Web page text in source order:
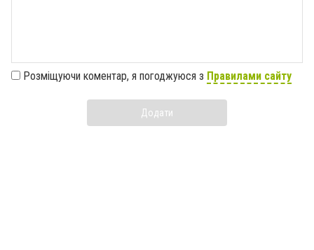
Розміщуючи коментар, я погоджуюся з Правилами сайту
Додати